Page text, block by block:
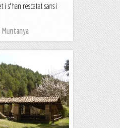
s'han rescatat sans i
Muntanya